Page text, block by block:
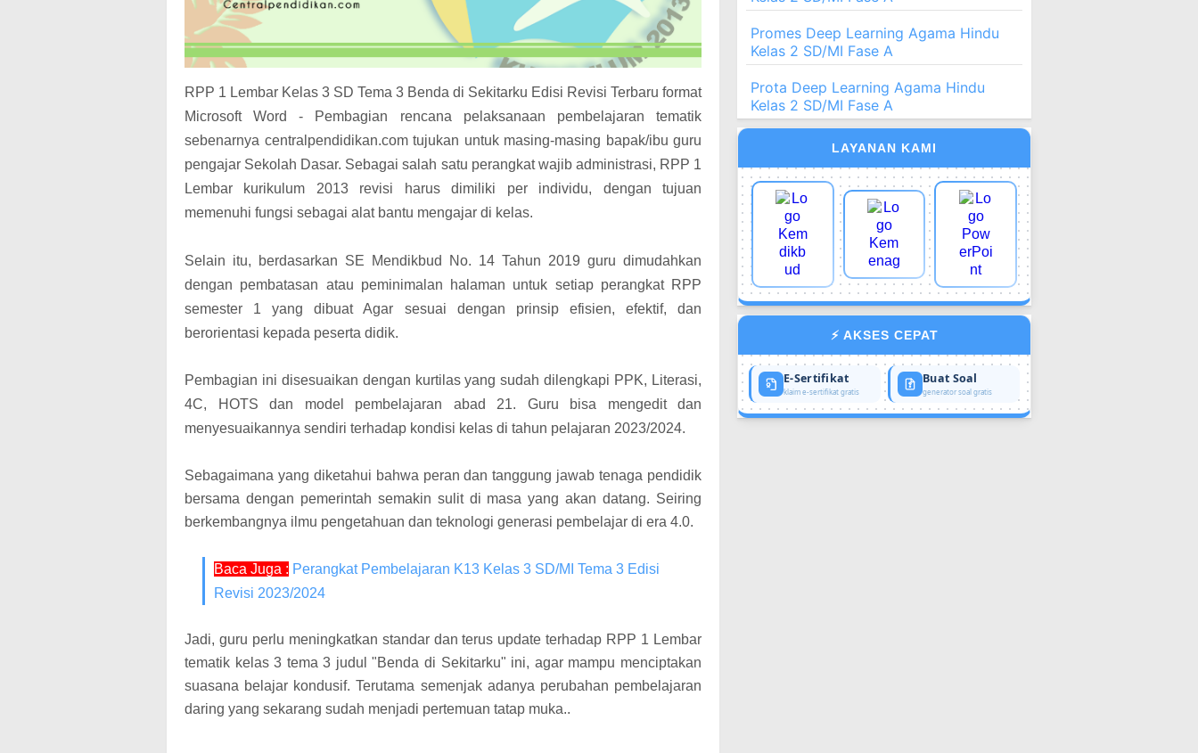
RPP 1 Lembar Kelas 3 SD Tema 3 Benda di Sekitarku Edisi Revisi Terbaru format
Microsoft Word - Pembagian rencana pelaksanaan pembelajaran tematik
sebenarnya centralpendidikan.com tujukan untuk masing-masing bapak/ibu guru
pengajar Sekolah Dasar. Sebagai salah satu perangkat wajib administrasi, RPP 1
Lembar kurikulum 2013 revisi harus dimiliki per individu, dengan tujuan
memenuhi fungsi sebagai alat bantu mengajar di kelas.
Selain itu, berdasarkan SE Mendikbud No. 14 Tahun 2019 guru dimudahkan
dengan pembatasan atau peminimalan halaman untuk setiap perangkat RPP
semester 1 yang dibuat Agar sesuai dengan prinsip efisien, efektif, dan
berorientasi kepada peserta didik.
Pembagian ini disesuaikan dengan kurtilas yang sudah dilengkapi PPK, Literasi,
4C, HOTS dan model pembelajaran abad 21. Guru bisa mengedit dan
menyesuaikannya sendiri terhadap kondisi kelas di tahun pelajaran 2023/2024.
Sebagaimana yang diketahui bahwa peran dan tanggung jawab tenaga pendidik
bersama dengan pemerintah semakin sulit di masa yang akan datang. Seiring
berkembangnya ilmu pengetahuan dan teknologi generasi pembelajar di era 4.0.
Baca Juga : Perangkat Pembelajaran K13 Kelas 3 SD/MI Tema 3 Edisi
Revisi 2023/2024
Jadi, guru perlu meningkatkan standar dan terus update terhadap RPP 1 Lembar
tematik kelas 3 tema 3 judul "Benda di Sekitarku" ini, agar mampu menciptakan
suasana belajar kondusif. Terutama semenjak adanya perubahan pembelajaran
daring yang sekarang sudah menjadi pertemuan tatap muka..
Promes Deep Learning Agama Hindu
Kelas 2 SD/MI Fase A
Prota Deep Learning Agama Hindu
Kelas 2 SD/MI Fase A
LAYANAN KAMI
⚡ AKSES CEPAT
E-Sertifikat
klaim e-sertifikat gratis
Buat Soal
generator soal gratis